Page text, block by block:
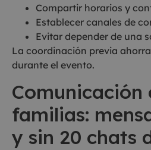
Compartir horarios y
Establecer canales de
Evitar depender de una
La coordinación previa
durante el evento.
Comunicación
familias:
y sin 20 chats